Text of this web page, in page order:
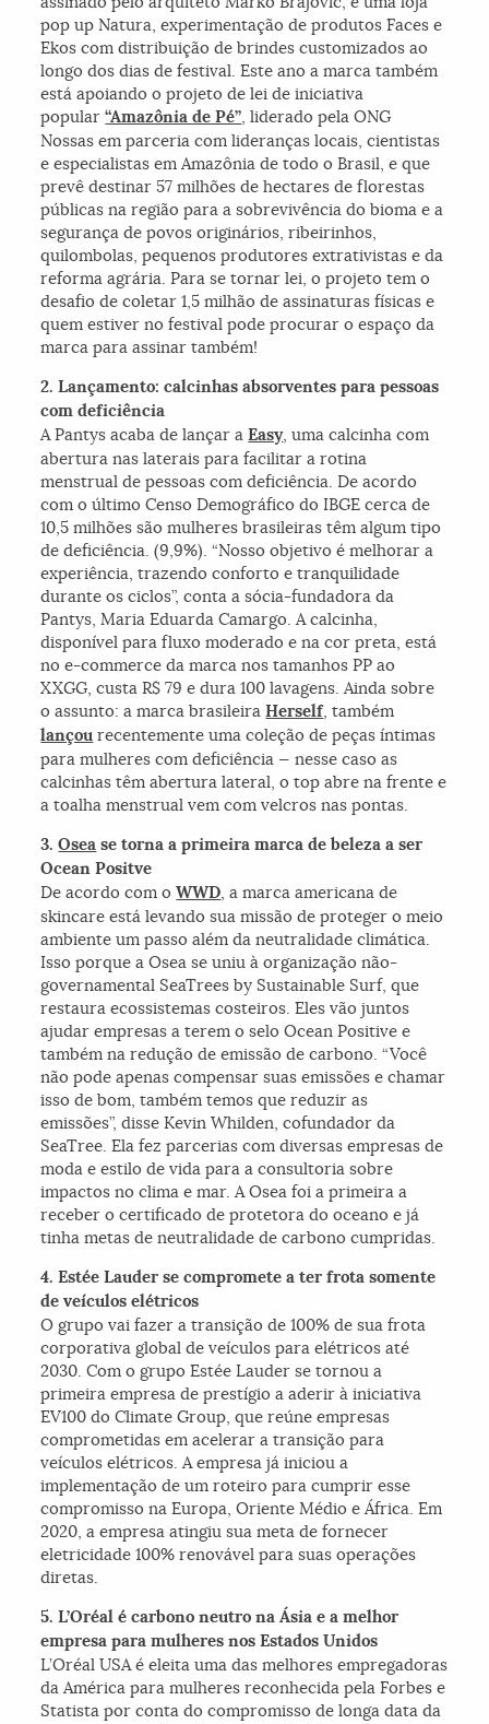
pop up Natura, experimentação de produtos Faces e
Ekos com distribuição de brindes customizados ao
longo dos dias de festival. Este ano a marca também
está apoiando o projeto de lei de iniciativa
popular“Amazônia de Pé”, liderado pela ONG
Nossas em parceria com lideranças locais, cientistas
e especialistas em Amazônia de todo o Brasil, e que
prevê destinar 57 milhões de hectares de florestas
públicas na região para a sobrevivência do bioma e a
segurança de povos originários, ribeirinhos,
quilombolas, pequenos produtores extrativistas e da
reforma agrária. Para se tornar lei, o projeto tem o
desafio de coletar 1,5 milhão de assinaturas físicas e
quem estiver no festival pode procurar o espaço da
marca para assinar também!
2. Lançamento: calcinhas absorventes para pessoas
com deficiência
A Pantys acaba de lançar aEasy, uma calcinha com
abertura nas laterais para facilitar a rotina
menstrual de pessoas com deficiência. De acordo
com o último Censo Demográfico do IBGE cerca de
10,5 milhões são mulheres brasileiras têm algum tipo
de deficiência. (9,9%). “Nosso objetivo é melhorar a
experiência, trazendo conforto e tranquilidade
durante os ciclos”, conta a sócia-fundadora da
Pantys, Maria Eduarda Camargo. A calcinha,
disponível para fluxo moderado e na cor preta, está
no e-commerce da marca nos tamanhos PP ao
XXGG, custa R$ 79 e dura 100 lavagens. Ainda sobre
o assunto: a marca brasileiraHerself, também
lançou recentemente uma coleção de peças íntimas
para mulheres com deficiência — nesse caso as
calcinhas têm abertura lateral, o top abre na frente e
a toalha menstrual vem com velcros nas pontas.
3.Osea se torna a primeira marca de beleza a ser
Ocean Positve
De acordo com oWWD, a marca americana de
skincare está levando sua missão de proteger o meio
ambiente um passo além da neutralidade climática.
Isso porque a Osea se uniu à organização não-
governamental SeaTrees by Sustainable Surf, que
restaura ecossistemas costeiros. Eles vão juntos
ajudar empresas a terem o selo Ocean Positive e
também na redução de emissão de carbono. “Você
não pode apenas compensar suas emissões e chamar
isso de bom, também temos que reduzir as
emissões”, disse Kevin Whilden, cofundador da
SeaTree. Ela fez parcerias com diversas empresas de
moda e estilo de vida para a consultoria sobre
impactos no clima e mar. A Osea foi a primeira a
receber o certificado de protetora do oceano e já
tinha metas de neutralidade de carbono cumpridas.
4. Estée Lauder se compromete a ter frota somente
de veículos elétricos
O grupo vai fazer a transição de 100% de sua frota
corporativa global de veículos para elétricos até
2030. Com o grupo Estée Lauder se tornou a
primeira empresa de prestígio a aderir à iniciativa
EV100 do Climate Group, que reúne empresas
comprometidas em acelerar a transição para
veículos elétricos. A empresa já iniciou a
implementação de um roteiro para cumprir esse
compromisso na Europa, Oriente Médio e África. Em
2020, a empresa atingiu sua meta de fornecer
eletricidade 100% renovável para suas operações
diretas.
5. L’Oréal écarbono neutro na Ásia e a melhor
empresa para mulheres nos Estados Unidos
L’Oréal USA é eleita uma das melhores empregadoras
da América para mulheres reconhecida pela Forbes e
Statista por conta do compromisso de longa data da